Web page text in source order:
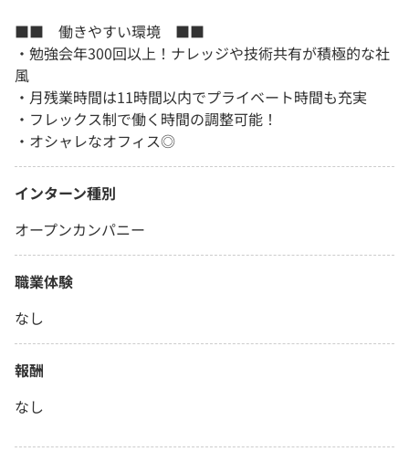
■■ 働きやすい環境 ■■
・勉強会年300回以上！ナレッジや技術共有が積極的な社
風
・月残業時間は11時間以内でプライベート時間も充実
・フレックス制で働く時間の調整可能！
・オシャレなオフィス◎
インターン種別
オープンカンパニー
職業体験
なし
報酬
なし